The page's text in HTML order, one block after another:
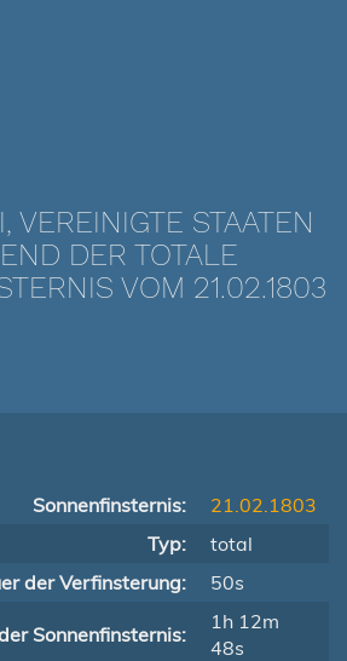
VEREINIGTE STAATEN
DER TOTALE
VOM 21.02.1803
Sonnenfinsternis:
21.02.1803
Typ:
total
der Verfinsterung:
50s
Sonnenfinsternis:
1h 12m
48s